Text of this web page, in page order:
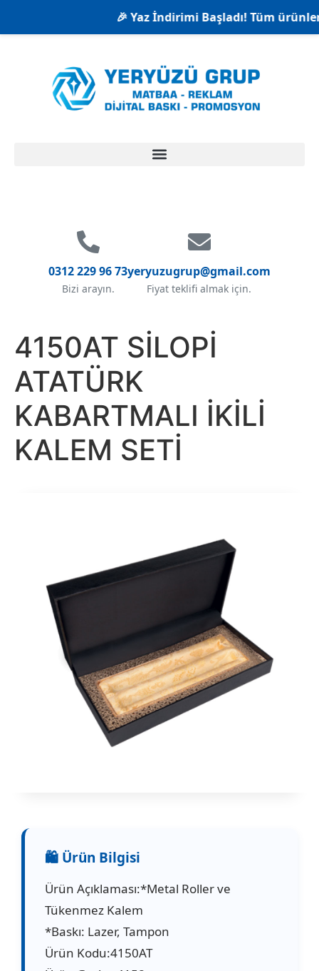
🎉 Yaz İndirimi Başladı! Tüm ürünlerde
0312 229 96 73
Bizi arayın.
yeryuzugrup@gmail.com
Fiyat teklifi almak için.
4150AT SİLOPİ
ATATÜRK
KABARTMALI İKİLİ
KALEM SETİ
Ürün Açıklaması:*Metal Roller ve
Tükenmez Kalem
*Baskı: Lazer, Tampon
Ürün Kodu:4150AT